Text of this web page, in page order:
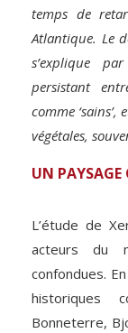
temps de
Atlantique. Le
s’explique
persistant
comme
végétales,
UN
L’étude de
acteurs du
confondues.
historiques
Bonneterre,